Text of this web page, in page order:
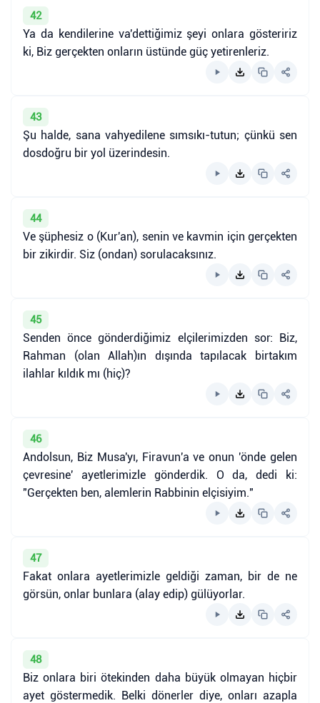
42
Ya da kendilerine va'dettiğimiz şeyi onlara gösteririz
ki, Biz gerçekten onların üstünde güç yetirenleriz.
43
Şu halde, sana vahyedilene sımsıkı-tutun; çünkü sen
dosdoğru bir yol üzerindesin.
44
Ve şüphesiz o (Kur'an), senin ve kavmin için gerçekten
bir zikirdir. Siz (ondan) sorulacaksınız.
45
Senden önce gönderdiğimiz elçilerimizden sor: Biz,
Rahman (olan Allah)ın dışında tapılacak birtakım
ilahlar kıldık mı (hiç)?
46
Andolsun, Biz Musa'yı, Firavun'a ve onun 'önde gelen
çevresine' ayetlerimizle gönderdik. O da, dedi ki:
"Gerçekten ben, alemlerin Rabbinin elçisiyim."
47
Fakat onlara ayetlerimizle geldiği zaman, bir de ne
görsün, onlar bunlara (alay edip) gülüyorlar.
48
Biz onlara biri ötekinden daha büyük olmayan hiçbir
ayet göstermedik. Belki dönerler diye, onları azapla